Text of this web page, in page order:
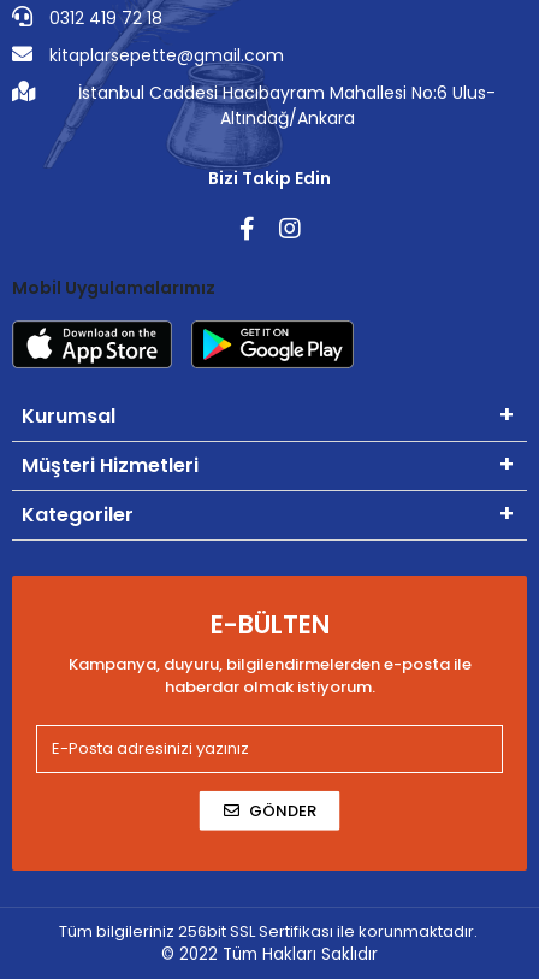
0312 419 72 18
kitaplarsepette@gmail.com
İstanbul Caddesi Hacıbayram Mahallesi No:6 Ulus-
Altındağ/Ankara
Bizi Takip Edin
Mobil Uygulamalarımız
Kurumsal
Müşteri Hizmetleri
Kategoriler
E-BÜLTEN
Kampanya, duyuru, bilgilendirmelerden e-posta ile
haberdar olmak istiyorum.
GÖNDER
Tüm bilgileriniz 256bit SSL Sertifikası ile korunmaktadır.
© 2022 Tüm Hakları Saklıdır